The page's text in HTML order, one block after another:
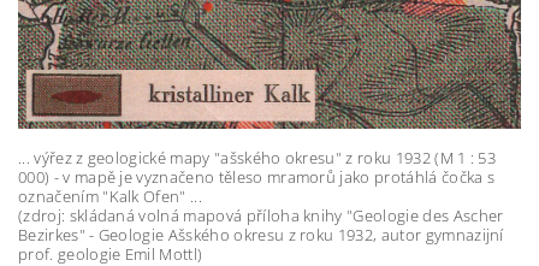
... výřez z geologické mapy "ašského okresu" z roku 1932 (M 1 : 53
000) - v mapě je vyznačeno těleso mramorů jako protáhlá čočka s
označením "Kalk Ofen" ...
(zdroj: skládaná volná mapová příloha knihy "Geologie des Ascher
Bezirkes" - Geologie Ašského okresu z roku 1932, autor gymnazijní
prof. geologie Emil Mottl)